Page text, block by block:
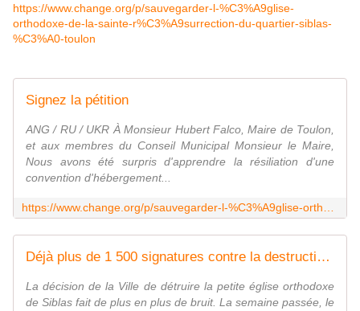
https://www.change.org/p/sauvegarder-l-%C3%A9glise-
orthodoxe-de-la-sainte-r%C3%A9surrection-du-quartier-siblas-
%C3%A0-toulon
Signez la pétition
ANG / RU / UKR À Monsieur Hubert Falco, Maire de Toulon,
et aux membres du Conseil Municipal Monsieur le Maire,
Nous avons été surpris d'apprendre la résiliation d'une
convention d'hébergement...
Déjà plus de 1 500 signatures contre la destruction de l'église orthodoxe à Toulon
La décision de la Ville de détruire la petite église orthodoxe
de Siblas fait de plus en plus de bruit. La semaine passée, le